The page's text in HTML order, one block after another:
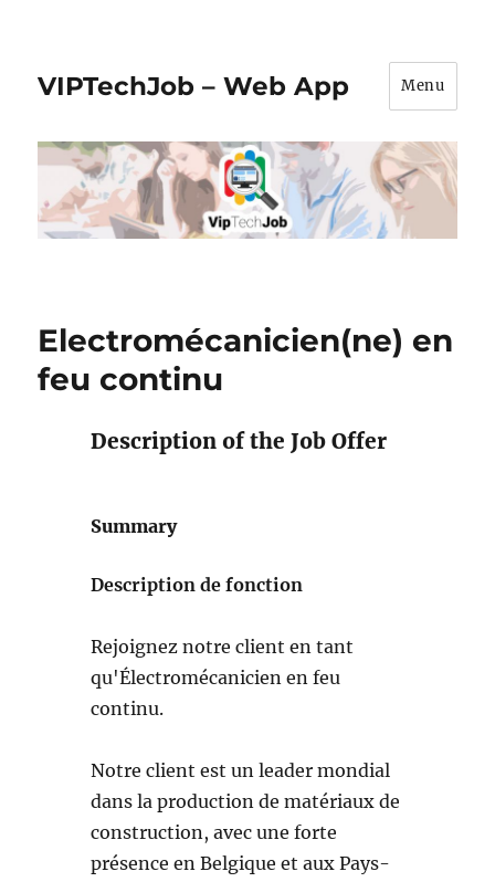
VIPTechJob – Web App Menu
Electromécanicien(ne) en
feu continu
Description of the Job Offer
Summary
Description de fonction
Rejoignez notre client en tant
qu'Électromécanicien en feu
continu.
Notre client est un leader mondial
dans la production de matériaux de
construction, avec une forte
présence en Belgique et aux Pays-